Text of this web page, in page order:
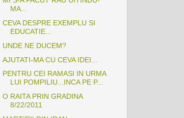
MA...
CEVA DESPRE EXEMPLU SI
EDUCATIE...
UNDE NE DUCEM?
AJUTATI-MA CU CEVA IDEI...
PENTRU CEI RAMASI IN URMA
LUI POMPILIU...INCA PE P...
O RAITA PRIN GRADINA
8/22/2011